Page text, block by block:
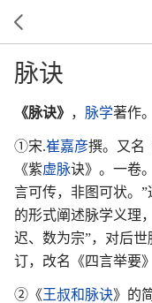
脉诀
《脉诀》 ， 脉学著作。
①宋.崔嘉彦撰。又名
《紫虚脉诀》。一卷
言可传，非图可状。
的形式阐述脉学义理
迟、数为宗”，对后
订，改名《四言举要》
②《王叔和脉诀》的